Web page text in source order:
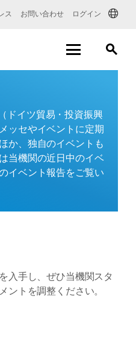
ス お問い合わせ ログイン
（ドイツ貿易・投資振興
ッセやイベントに定期
か、独自のイベントも
当機関の近日中のイベ
イベント報告をご覧い
入手し、ぜひ当機関スタ
ントを調整ください。